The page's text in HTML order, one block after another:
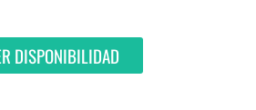
DISPONIBILIDAD